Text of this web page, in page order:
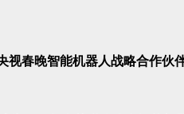
视春晚智能机器人战略合作伙